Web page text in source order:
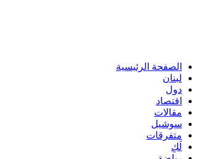
الصفحة الرئيسية
لبنان
دول
اقتصاد
مقالات
سوشيل
متفرقات
لَكِ